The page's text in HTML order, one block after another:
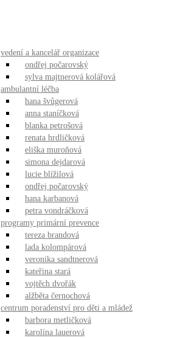
vedení a kancelář organizace
ondřej počarovský
sylva majtnerová kolářová
ambulantní léčba
hana švůgerová
anna staníčková
blanka petrošová
renata hrdličková
eliška muroňová
simona dejdarová
lucie blížilová
ondřej počarovský
hana karbanová
petra vondráčková
programy primární prevence
tereza brandová
lada kolompárová
veronika sandtnerová
kateřina stará
vojtěch dvořák
alžběta černochová
centrum poradenství pro děti a mládež
barbora metličková
karolína lauerová